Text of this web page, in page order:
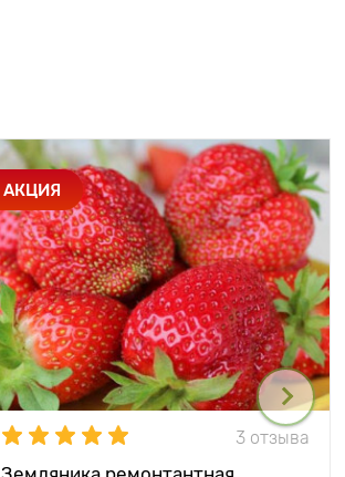
АКЦИЯ
3 отзыва